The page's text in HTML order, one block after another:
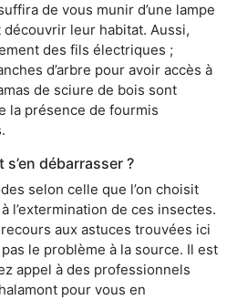
de vous munir d’une lampe
leur habitat. Aussi,
des fils électriques ;
d’arbre pour avoir accès à
de sciure de bois sont
la présence de fourmis
débarrasser ?
selon celle que l’on choisit
l’extermination de ces insectes.
aux astuces trouvées ici
le problème à la source. Il est
appel à des professionnels
pour vous en